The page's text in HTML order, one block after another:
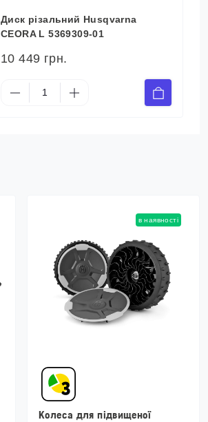
Диск різальний Husqvarna
CEORA L 5369309-01
10 449 грн.
в наявності
Колеса для підвищеної